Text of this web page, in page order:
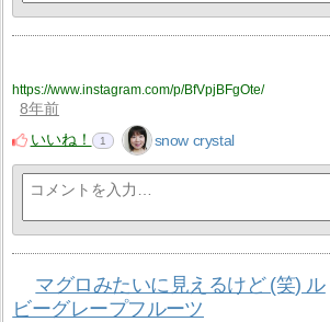
https://www.instagram.com/p/BfVpjBFgOte/
8年前
いいね！
1 snow crystal
マグロみたいに見えるけど (笑) ル
ビーグレープフルーツ